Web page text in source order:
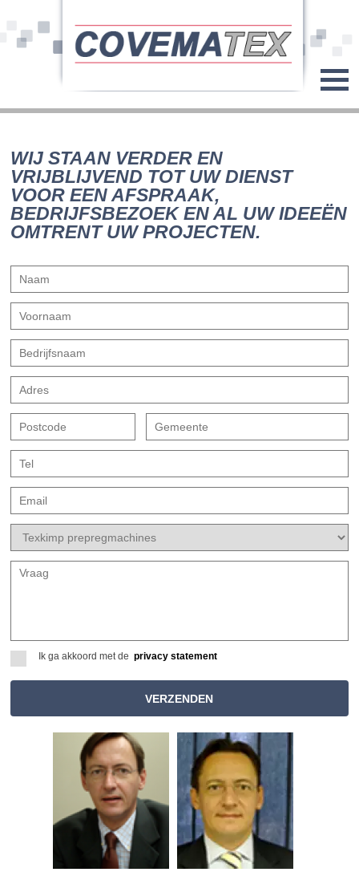
WIJ STAAN VERDER EN
VRIJBLIJVEND TOT UW DIENST
VOOR EEN AFSPRAAK,
BEDRIJFSBEZOEK EN AL UW IDEEËN
OMTRENT UW PROJECTEN.
Ik ga akkoord met deprivacy statement